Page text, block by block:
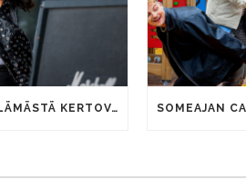
KAIJA KOON ELÄMÄSTÄ KERTOVAN KAUNIS RIETAS ONNELLINEN -ELOKUVAN TRAILER JULKI